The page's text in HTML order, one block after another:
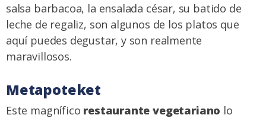
salsa barbacoa, la ensalada césar, su batido de
leche de regaliz, son algunos de los platos que
aquí puedes degustar, y son realmente
maravillosos.
Metapoteket
Este magnífico restaurante vegetariano lo